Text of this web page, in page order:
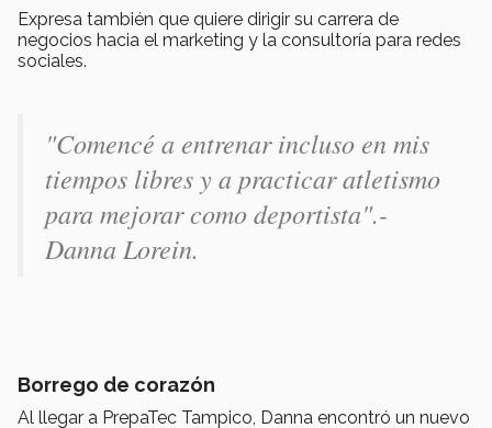
Expresa también que quiere dirigir su carrera de
negocios hacia el marketing y la consultoría para redes
sociales.
"Comencé a entrenar incluso en mis
tiempos libres y a practicar atletismo
para mejorar como deportista".-
Danna Lorein.
Borrego de corazón
Al llegar a PrepaTec Tampico, Danna encontró un nuevo